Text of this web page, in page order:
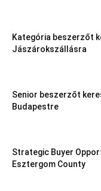
Kategória beszerzőt
Jászárokszállásra
Senior beszerzőt
Budapestre
Strategic Buyer
Esztergom County